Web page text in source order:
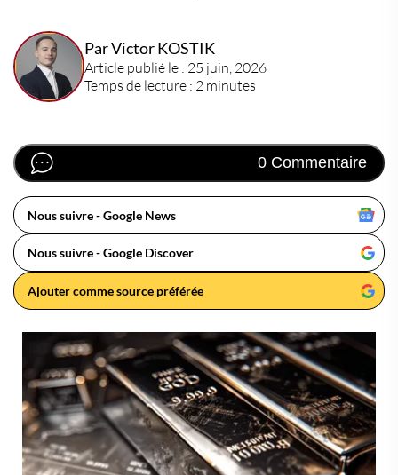
Par Victor KOSTIK
Article publié le : 25 juin, 2026
Temps de lecture : 2 minutes
0 Commentaire
Nous suivre - Google News
Nous suivre - Google Discover
Ajouter comme source préférée